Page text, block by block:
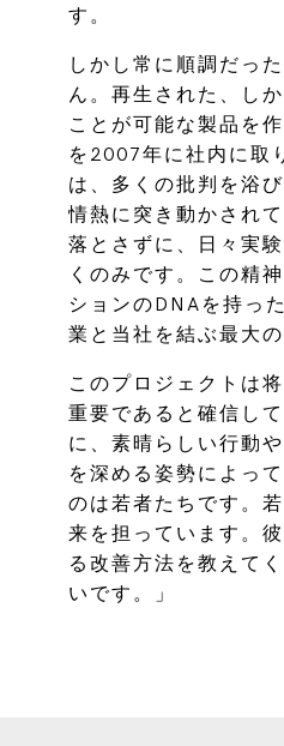
す。
しかし常に順調だっ
ん。再生された、し
ことが可能な製品を
を2007年に社内に取
は、多くの批判を浴
情熱に突き動かされ
落とさずに、日々実
くのみです。この精
ションのDNAを持っ
業と当社を結ぶ最大の
このプロジェクトは
重要であると確信し
に、素晴らしい行動
を深める姿勢によっ
のは若者たちです。
来を担っています。
る改善方法を教えて
いです。」